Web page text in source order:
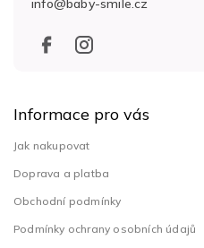
info@baby-smile.cz
Informace pro vás
Jak nakupovat
Doprava a platba
Obchodní podmínky
Podmínky ochrany osobních údajů